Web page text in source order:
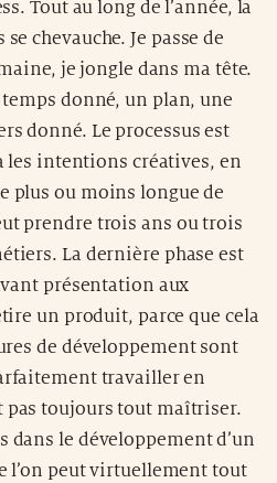
Tout au long de l’année, la
chevauche. Je passe de
je jongle dans ma tête.
donné, un plan, une
donné. Le processus est
les intentions créatives, en
plus ou moins longue de
prendre trois ans ou trois
La dernière phase est
présentation aux
un produit, parce que cela
de développement sont
travailler en
pas toujours tout maîtriser.
dans le développement d’un
l’on peut virtuellement tout